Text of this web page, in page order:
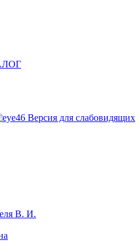
Версия для слабовидящих
В. И.